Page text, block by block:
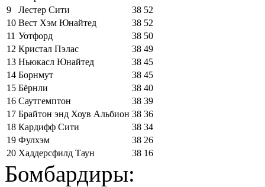
9
Лестер Сити 38 52
10 Вест Хэм Юнайтед 38 52
11 Уотфорд 38 50
12 Кристал Пэлас 38 49
13 Ньюкасл Юнайтед 38 45
14 Борнмут 38 45
15 Бёрнли 38 40
16 Саутгемптон 38 39
17 Брайтон энд Хоув Альбион 38 36
18 Кардифф Сити 38 34
19 Фулхэм 38 26
20 Хаддерсфилд Таун 38 16
Бомбардиры: